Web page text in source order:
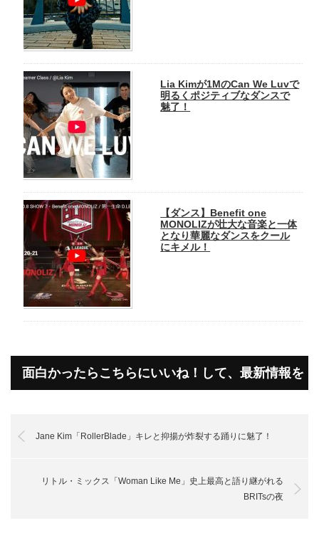
Lia Kimが1MのCan We Luvで
明るくポジティブなダンスで
魅了！
【ダンス】Benefit one
MONOLIZが壮大な音楽と一体
となり華麗なダンスをクール
にキメル！
面白かったらこちらにいいね！して、最新情報を
Jane Kim「RollerBlade」キレと抑揚が炸裂する踊りに魅了！
リトル・ミックス「Woman Like Me」史上最高と語り継がれる
BRITsの夜